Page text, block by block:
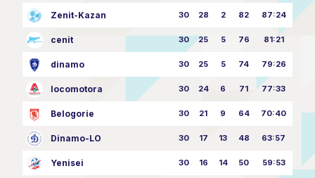
Zenit-Kazan 30 28 2 82 87:24
cenit 30 25 5 76 81:21
dinamo 30 25 5 74 79:26
locomotora 30 24 6 71 77:33
Belogorie 30 21 9 64 70:40
Dinamo-LO 30 17 13 48 63:57
Yenisei 30 16 14 50 59:53